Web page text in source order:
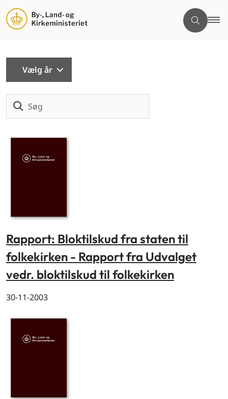
Vælg år
Rapport: Bloktilskud fra staten til
folkekirken - Rapport fra Udvalget
vedr. bloktilskud til folkekirken
30-11-2003